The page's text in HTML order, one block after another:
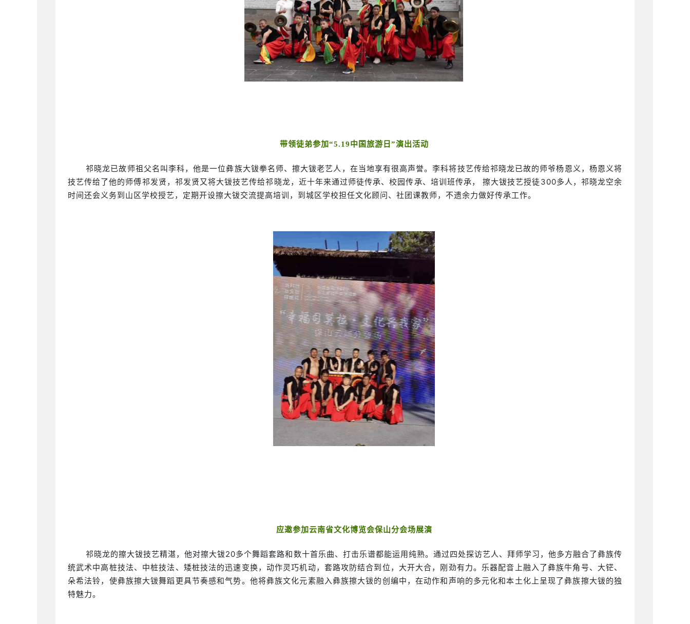
带领徒弟参加“5.19中国旅游日”演出活动
祁晓龙已故师祖父名叫李科，他是一位彝族大钹拳名师、擦大钹老艺人，在当地享有很高声誉。李科将技艺传给祁晓龙已故的师爷杨恩义，杨恩义将
技艺传给了他的师傅祁发贤，祁发贤又将大钹技艺传给祁晓龙，近十年来通过师徒传承、校园传承、培训班传承， 擦大钹技艺授徒300多人，祁晓龙空余
时间还会义务到山区学校授艺，定期开设擦大钹交流提高培训，到城区学校担任文化顾问、社团课教师，不遗余力做好传承工作。
应邀参加云南省文化博览会保山分会场展演
祁晓龙的擦大钹技艺精湛，他对擦大钹20多个舞蹈套路和数十首乐曲、打击乐谱都能运用纯熟。通过四处探访艺人、拜师学习，他多方融合了彝族传
统武术中高桩技法、中桩技法、矮桩技法的迅速变换，动作灵巧机动，套路攻防结合到位，大开大合，刚劲有力。乐器配音上融入了彝族牛角号、大铓、
朵希法铃，使彝族擦大钹舞蹈更具节奏感和气势。他将彝族文化元素融入彝族擦大钹的创编中，在动作和声响的多元化和本土化上呈现了彝族擦大钹的独
特魅力。